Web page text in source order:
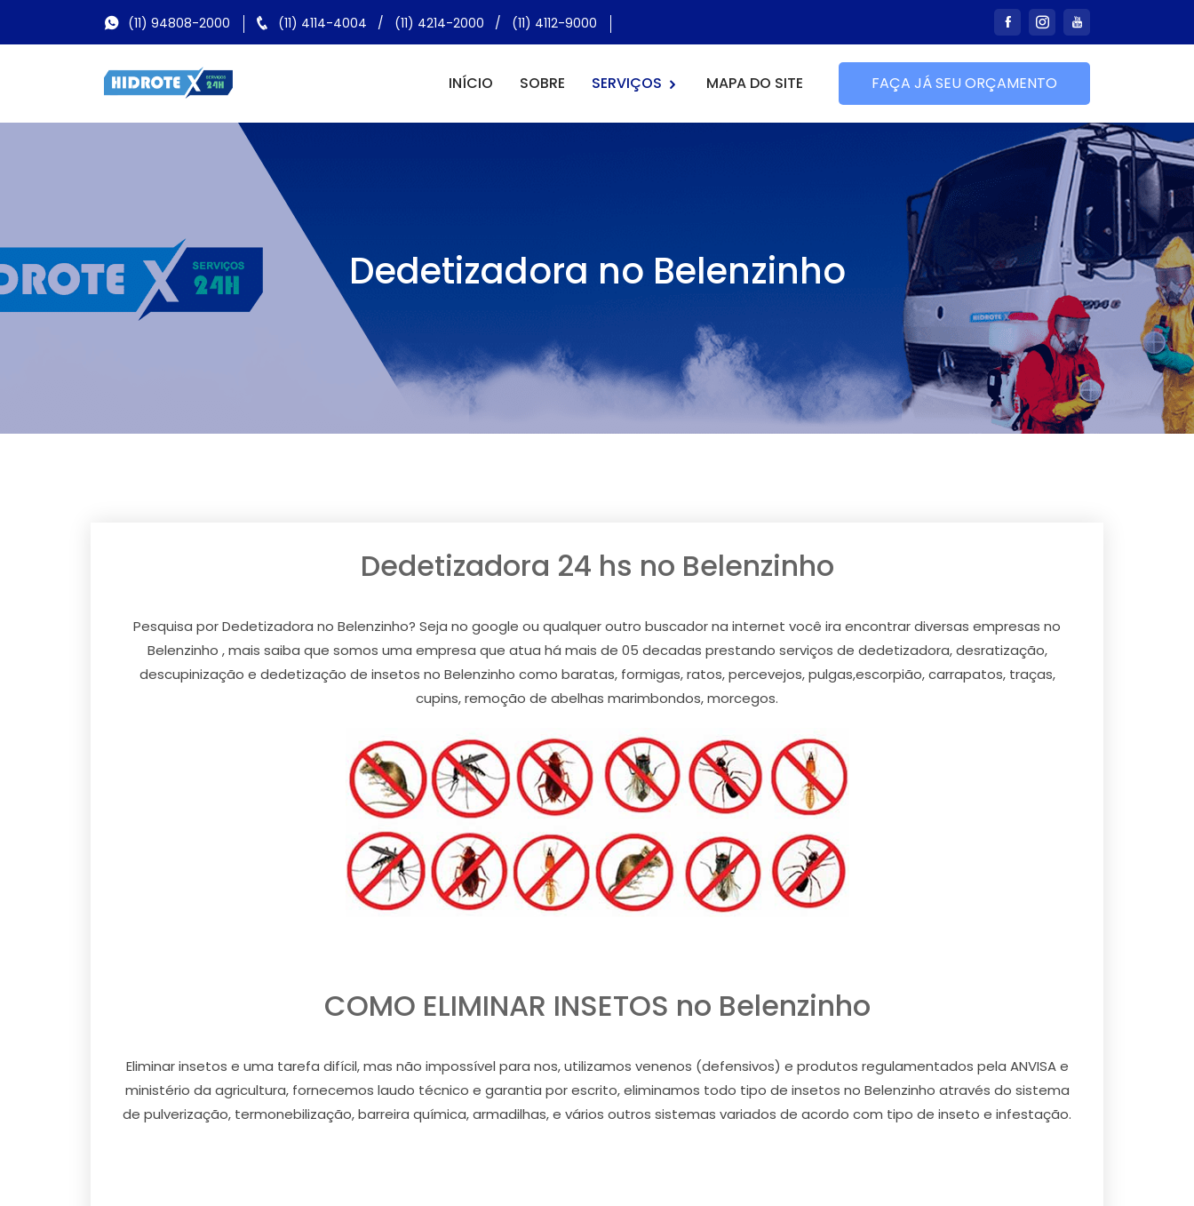
(11) 94808-2000 (11) 4114-4004 / (11) 4214-2000 / (11) 4112-9000
INÍCIO SOBRE SERVIÇOS MAPA DO SITE FAÇA JÁ SEU ORÇAMENTO
Dedetizadora no Belenzinho
Dedetizadora 24 hs no Belenzinho
Pesquisa por Dedetizadora no Belenzinho? Seja no google ou qualquer outro buscador na internet você ira encontrar diversas empresas no
Belenzinho , mais saiba que somos uma empresa que atua há mais de 05 decadas prestando serviços de dedetizadora, desratização,
descupinização e dedetização de insetos no Belenzinho como baratas, formigas, ratos, percevejos, pulgas,escorpião, carrapatos, traças,
cupins, remoção de abelhas marimbondos, morcegos.
COMO ELIMINAR INSETOS no Belenzinho
Eliminar insetos e uma tarefa difícil, mas não impossível para nos, utilizamos venenos (defensivos) e produtos regulamentados pela ANVISA e
ministério da agricultura, fornecemos laudo técnico e garantia por escrito, eliminamos todo tipo de insetos no Belenzinho através do sistema
de pulverização, termonebilização, barreira química, armadilhas, e vários outros sistemas variados de acordo com tipo de inseto e infestação.